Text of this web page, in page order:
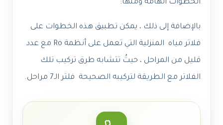
الخطوات الهامة ومنها:
بالإضافة إلى ذلك ، يمكن تطبيق هذه الخطوات على
فلاتر مياه المنزلية التي تعمل على أنظمة Ro مع عدد
قليل من المراحل ، حيثُ تتشابه طرق تركيب تلك
الفلاتر مع الطريقة لتركيبه الصحيحة فلتر الـ7 مراحل.